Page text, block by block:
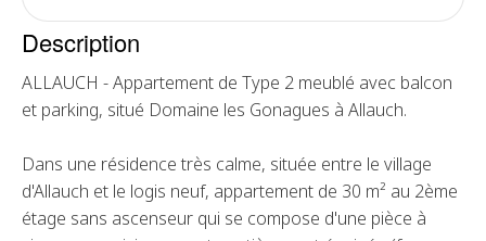
Description
ALLAUCH - Appartement de Type 2 meublé avec balcon
et parking, situé Domaine les Gonagues à Allauch.
Dans une résidence très calme, située entre le village
d'Allauch et le logis neuf, appartement de 30 m² au 2ème
étage sans ascenseur qui se compose d'une pièce à